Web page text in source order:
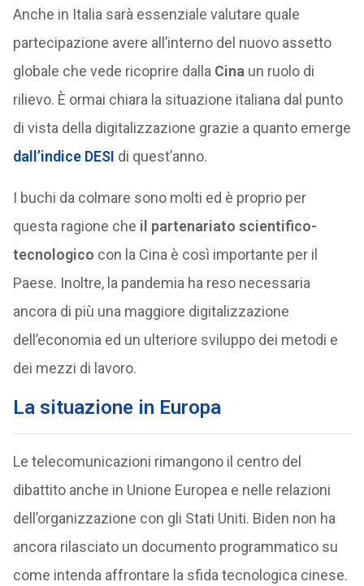
Anche in Italia sarà essenziale valutare quale
partecipazione avere all’interno del nuovo assetto
globale che vede ricoprire dalla Cina un ruolo di
rilievo. È ormai chiara la situazione italiana dal punto
di vista della digitalizzazione grazie a quanto emerge
dall’indice DESI di quest’anno.
I buchi da colmare sono molti ed è proprio per
questa ragione che il partenariato scientifico-
tecnologico con la Cina è così importante per il
Paese. Inoltre, la pandemia ha reso necessaria
ancora di più una maggiore digitalizzazione
dell’economia ed un ulteriore sviluppo dei metodi e
dei mezzi di lavoro.
La situazione in Europa
Le telecomunicazioni rimangono il centro del
dibattito anche in Unione Europea e nelle relazioni
dell’organizzazione con gli Stati Uniti. Biden non ha
ancora rilasciato un documento programmatico su
come intenda affrontare la sfida tecnologica cinese.